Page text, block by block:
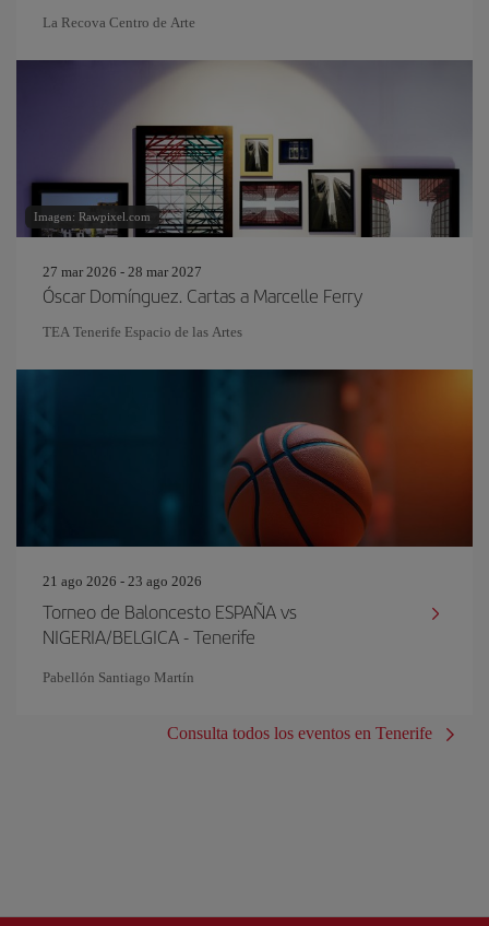
La Recova Centro de Arte
Imagen: Rawpixel.com
27 mar 2026 - 28 mar 2027
Óscar Domínguez. Cartas a Marcelle Ferry
TEA Tenerife Espacio de las Artes
21 ago 2026 - 23 ago 2026
Torneo de Baloncesto ESPAÑA vs
NIGERIA/BELGICA - Tenerife
Pabellón Santiago Martín
Consulta todos los eventos en Tenerife